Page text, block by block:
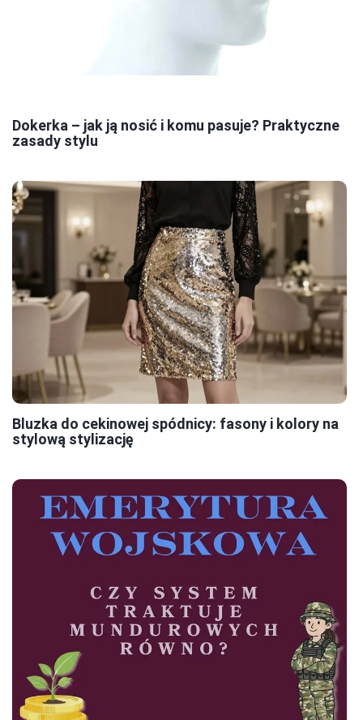
Dokerka – jak ją nosić i komu pasuje? Praktyczne
zasady stylu
Bluzka do cekinowej spódnicy: fasony i kolory na
stylową stylizację